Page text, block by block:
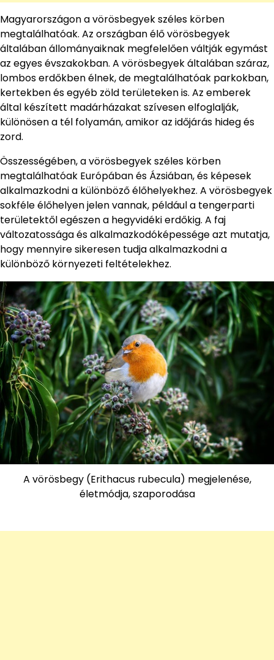
Magyarországon a vörösbegyek széles körben
megtalálhatóak. Az országban élő vörösbegyek
általában állományaiknak megfelelően váltják egymást
az egyes évszakokban. A vörösbegyek általában száraz,
lombos erdőkben élnek, de megtalálhatóak parkokban,
kertekben és egyéb zöld területeken is. Az emberek
által készített madárházakat szívesen elfoglalják,
különösen a tél folyamán, amikor az időjárás hideg és
zord.
Összességében, a vörösbegyek széles körben
megtalálhatóak Európában és Ázsiában, és képesek
alkalmazkodni a különböző élőhelyekhez. A vörösbegyek
sokféle élőhelyen jelen vannak, például a tengerparti
területektől egészen a hegyvidéki erdőkig. A faj
változatossága és alkalmazkodóképessége azt mutatja,
hogy mennyire sikeresen tudja alkalmazkodni a
különböző környezeti feltételekhez.
A vörösbegy (Erithacus rubecula) megjelenése,
életmódja, szaporodása